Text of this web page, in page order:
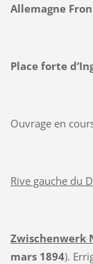
Allemagne
Place forte
Ouvrage en
Rive gauche du
Zwischenwerk
mars 1894).